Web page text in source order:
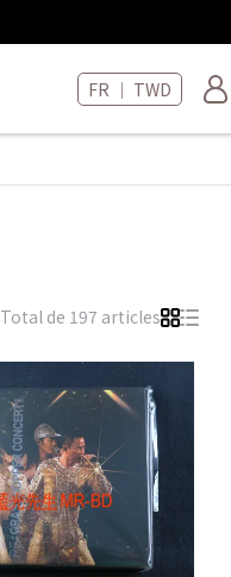
FR ｜ TWD
Total de 197 articles